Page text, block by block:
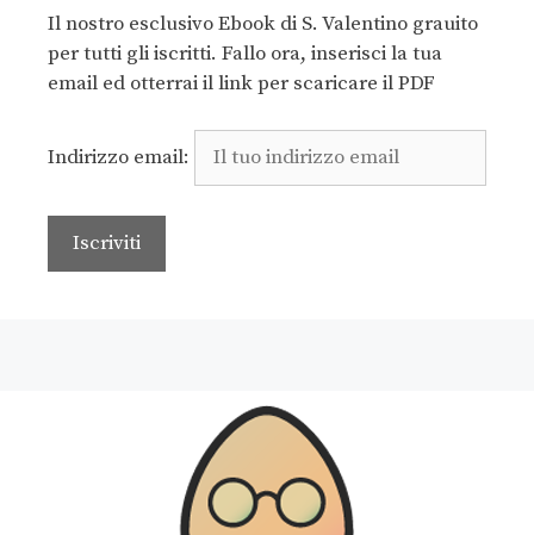
Il nostro esclusivo Ebook di S. Valentino grauito
per tutti gli iscritti. Fallo ora, inserisci la tua
email ed otterrai il link per scaricare il PDF
Indirizzo email: